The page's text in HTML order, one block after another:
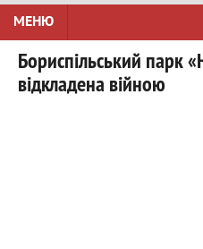
МЕНЮ
Бориспільський парк
відкладена війною